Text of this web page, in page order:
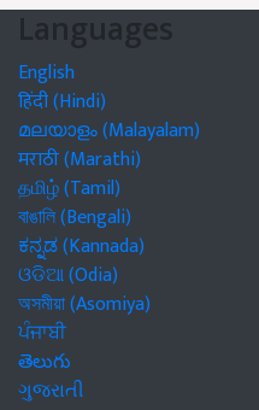
Languages
English
हिंदी (Hindi)
മലയാളം (Malayalam)
मराठी (Marathi)
தமிழ் (Tamil)
বাঙালি (Bengali)
ಕನ್ನಡ (Kannada)
ଓଡିଆ (Odia)
অসমীয়া (Asomiya)
ਪੰਜਾਬੀ
తెలుగు
ગુજરાતી